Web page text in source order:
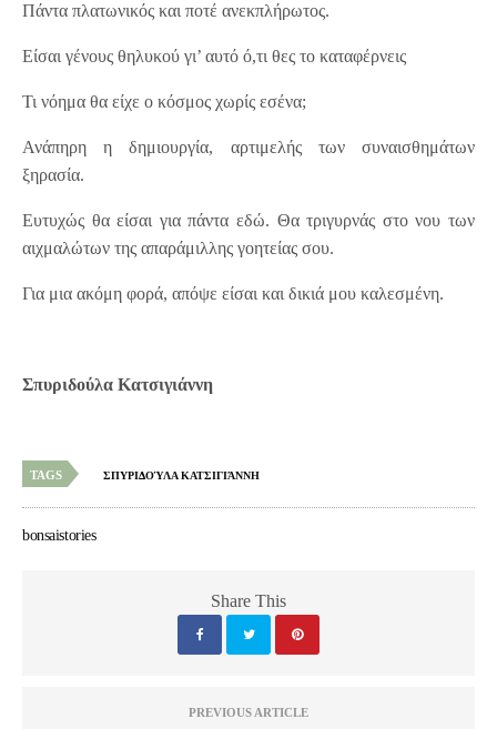
Πάντα πλατωνικός και ποτέ ανεκπλήρωτος.
Είσαι γένους θηλυκού γι’ αυτό ό,τι θες το καταφέρνεις
Τι νόημα θα είχε ο κόσμος χωρίς εσένα;
Ανάπηρη η δημιουργία, αρτιμελής των συναισθημάτων
ξηρασία.
Ευτυχώς θα είσαι για πάντα εδώ. Θα τριγυρνάς στο νου των
αιχμαλώτων της απαράμιλλης γοητείας σου.
Για μια ακόμη φορά, απόψε είσαι και δικιά μου καλεσμένη.
Σπυριδούλα Κατσιγιάννη
TAGS ΣΠΥΡΙΔΟΎΛΑ ΚΑΤΣΙΓΙΆΝΝΗ
bonsaistories
Share This
PREVIOUS ARTICLE